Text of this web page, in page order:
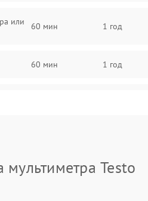
или
60 мин 1 год
60 мин 1 год
60 мин 1 год
Testo